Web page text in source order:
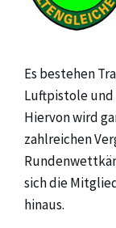
Es bestehen
Luftpistole
Hiervon wird
zahlreichen
sich die
hinaus.